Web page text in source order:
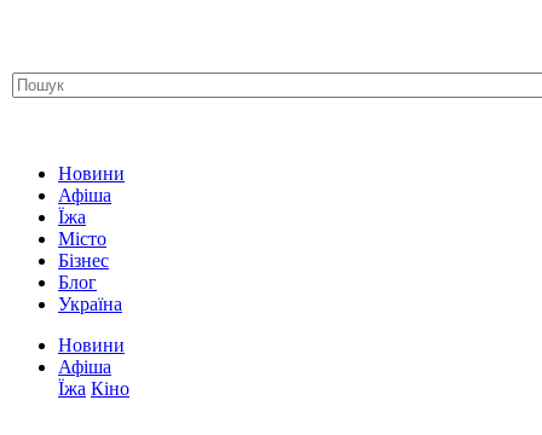
Новини
Афіша
Їжа
Місто
Бізнес
Блог
Україна
Новини
Афіша
Їжа Кіно